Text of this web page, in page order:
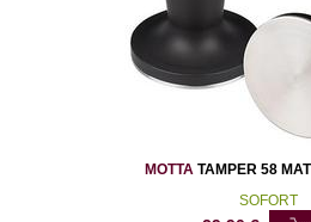
MOTTATAMPER 58
SOFORT